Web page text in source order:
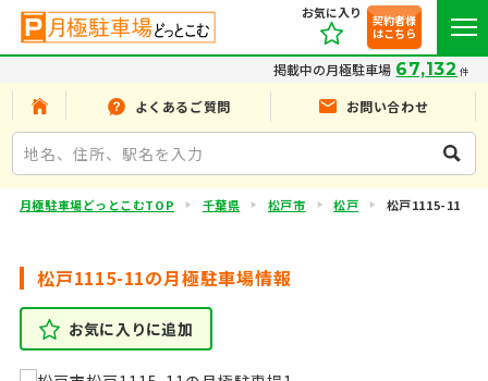
お気に入り
契約者様
はこちら
掲載中の月極駐車場 67,132 件
よくあるご質問 お問い合わせ
月極駐車場どっとこむTOP 千葉県 松戸市 松戸 松戸1115-11
松戸1115-11の月極駐車場情報
お気に入りに追加